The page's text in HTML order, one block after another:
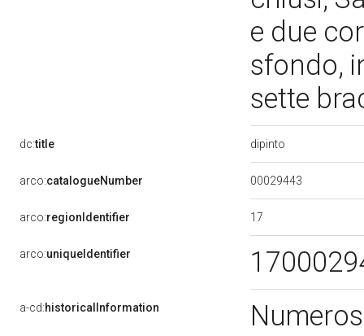
e due
sfondo,
sette
dc:title dipinto
arco:catalogueNumber 00029443
arco:regionIdentifier 17
arco:uniqueIdentifier
a-cd:historicalInformation